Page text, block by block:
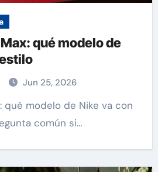
qué modelo de
Jun 25, 2026
común si…